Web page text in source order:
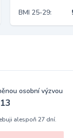
BMI 25-29:
osobní výzvou
13
alespoň 27 dní.